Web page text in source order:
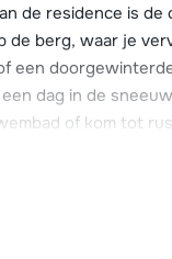
de residence is de
de berg, waar je
een
dag in de
of kom tot
op de pistes en